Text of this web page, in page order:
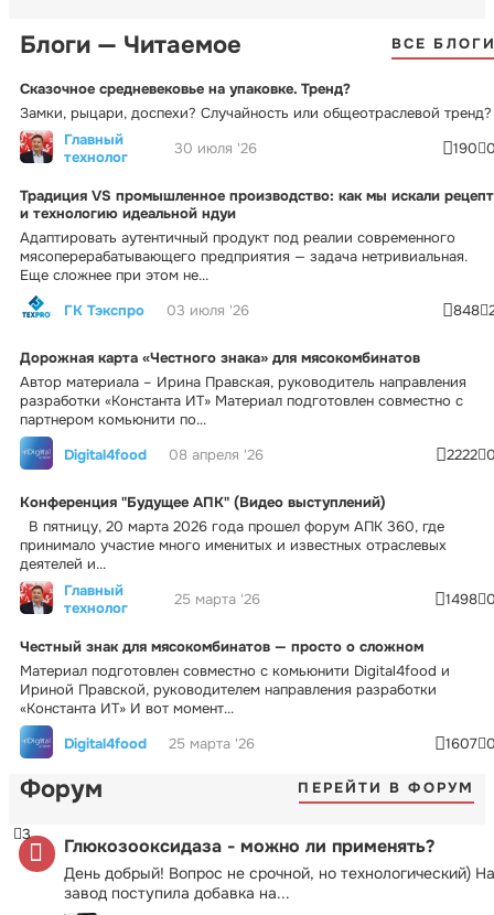
Блоги — Читаемое ВСЕ
Сказочное средневековье на упаковке. Тренд?
Замки, рыцари, доспехи? Случайность или общеотраслевой тренд?
Главный
технолог
30 июля '26 190
Традиция VS промышленное производство: как мы искали рецепт
и технологию идеальной ндуи
Адаптировать аутентичный продукт под реалии современного
мясоперерабатывающего предприятия — задача нетривиальная.
Еще сложнее при этом не...
ГК Тэкспро
03 июля '26 848
Дорожная карта «Честного знака» для мясокомбинатов
Автор материала – Ирина Правская, руководитель направления
разработки «Константа ИТ» Материал подготовлен совместно с
партнером комьюнити по...
Digital4food
08 апреля '26 2222
Конференция "Будущее АПК" (Видео выступлений)
В пятницу, 20 марта 2026 года прошел форум АПК 360, где
принимало участие много именитых и известных отраслевых
деятелей и...
Главный
технолог
25 марта '26 1498
Честный знак для мясокомбинатов — просто о сложном
Материал подготовлен совместно с комьюнити Digital4food и
Ириной Правской, руководителем направления разработки
«Константа ИТ» И вот момент...
Digital4food
25 марта '26 1607
Форум ПЕРЕЙТИ В ФОРУМ
Глюкозооксидаза - можно ли применять?
День добрый! Вопрос не срочной, но технологический) На
завод поступила добавка на...
3